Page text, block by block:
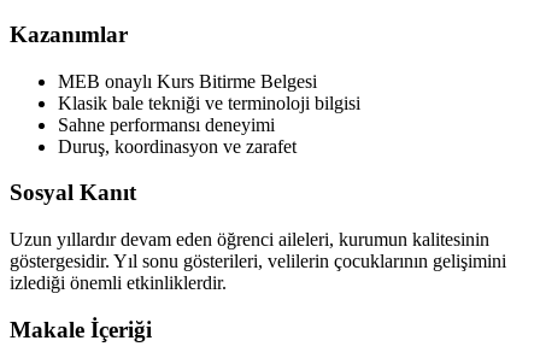
Kazanımlar
MEB onaylı Kurs Bitirme Belgesi
Klasik bale tekniği ve terminoloji bilgisi
Sahne performansı deneyimi
Duruş, koordinasyon ve zarafet
Sosyal Kanıt
Uzun yıllardır devam eden öğrenci aileleri, kurumun kalitesinin
göstergesidir. Yıl sonu gösterileri, velilerin çocuklarının gelişimini
izlediği önemli etkinliklerdir.
Makale İçeriği